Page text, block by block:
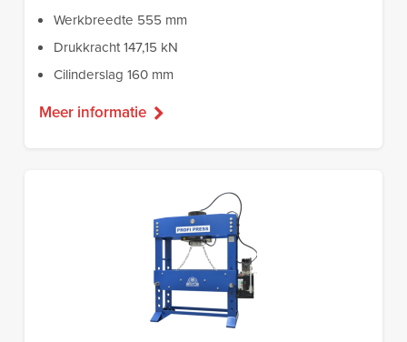
Werkbreedte 555 mm
Drukkracht 147,15 kN
Cilinderslag 160 mm
Meer informatie